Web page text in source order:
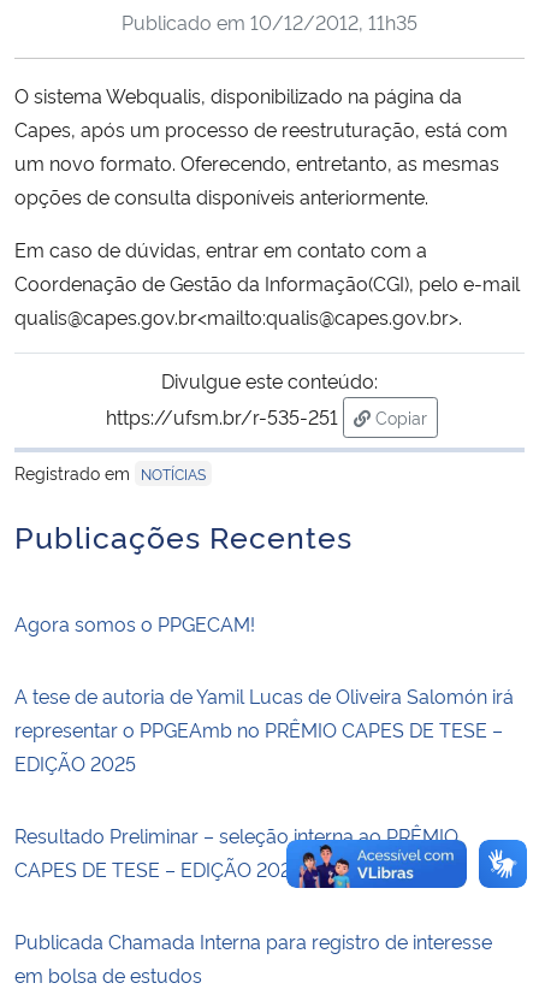
Ministério da Cidadania
Ministério de Minas e Energia
Ministério da Ciência, Tecnologia, Inovações e Comunicações
Ministério do Meio Ambiente
Controladoria-Geral da União
Ministério da Mulher, da Família e dos Direitos Humanos
Gabinete de Segurança Institucional
Banco Central do Brasil
Publicado em 10/12/2012, 11h35
O sistema Webqualis, disponibilizado na página da
Capes, após um processo de reestruturação, está com
um novo formato. Oferecendo, entretanto, as mesmas
opções de consulta disponíveis anteriormente.
Em caso de dúvidas, entrar em contato com a
Coordenação de Gestão da Informação(CGI), pelo e-mail
qualis@capes.gov.br<mailto:qualis@capes.gov.br>.
Divulgue este conteúdo:
https://ufsm.br/r-535-251
Copiar
para área de
Registrado em
NOTÍCIAS
Publicações Recentes
Agora somos o PPGECAM!
A tese de autoria de Yamil Lucas de Oliveira Salomón irá
representar o PPGEAmb no PRÊMIO CAPES DE TESE –
EDIÇÃO 2025
Resultado Preliminar – seleção interna ao PRÊMIO
CAPES DE TESE – EDIÇÃO 2025
Publicada Chamada Interna para registro de interesse
em bolsa de estudos